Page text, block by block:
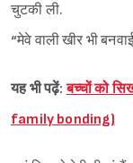
चुटकी ली.
“मेवे वाली खीर भी
यह भी पढ़ें:बच्चों को
family bonding)